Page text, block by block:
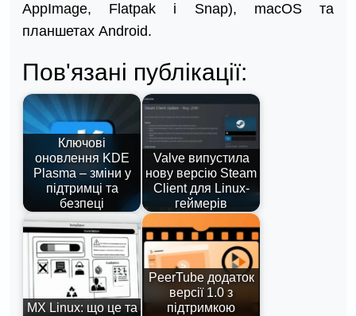
AppImage, Flatpak і Snap), macOS та
планшетах Android.
Пов'язані публікації:
Ключові
оновлення KDE
Plasma – зміни у
підтримці та
безпеці
Valve випустила
нову версію Steam
Client для Linux-
геймерів
MX Linux: що це та
PeerTube додаток
версії 1.0 з
підтримкою